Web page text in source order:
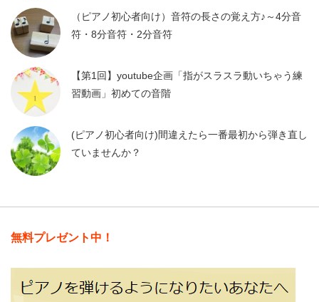
（ピアノ初心者向け）音符の長さの覚え方♪～4分音
符・8分音符・2分音符
【第1回】youtube企画「指がスラスラ動いちゃう練
習動画」初めての音階
(ピアノ初心者向け)間違えたら一番最初から弾き直し
ていませんか？
無料プレゼント中！